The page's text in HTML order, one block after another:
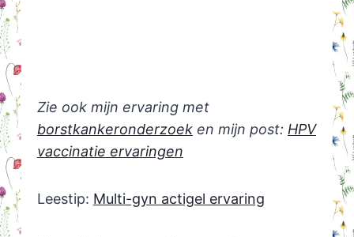
Zie ook mijn ervaring met
borstkankeronderzoeken mijn post: HPV
vaccinatie ervaringen
Leestip: Multi-gyn actigel ervaring